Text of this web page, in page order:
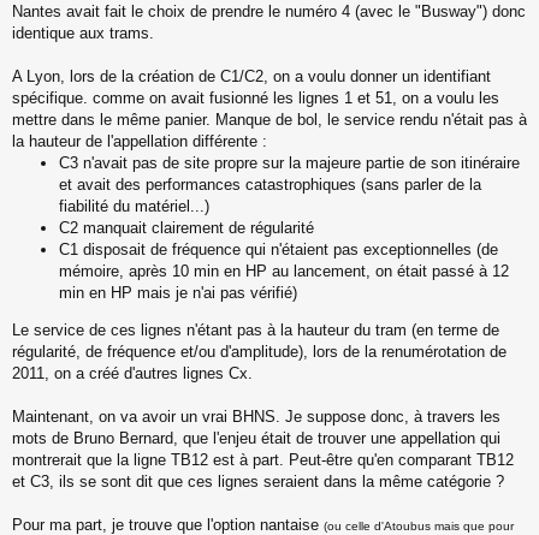
o
n
Nantes avait fait le choix de prendre le numéro 4 (avec le "Busway") donc
identique aux trams.
A Lyon, lors de la création de C1/C2, on a voulu donner un identifiant
spécifique. comme on avait fusionné les lignes 1 et 51, on a voulu les
mettre dans le même panier. Manque de bol, le service rendu n'était pas à
la hauteur de l'appellation différente :
C3 n'avait pas de site propre sur la majeure partie de son itinéraire
et avait des performances catastrophiques (sans parler de la
fiabilité du matériel...)
C2 manquait clairement de régularité
C1 disposait de fréquence qui n'étaient pas exceptionnelles (de
mémoire, après 10 min en HP au lancement, on était passé à 12
min en HP mais je n'ai pas vérifié)
Le service de ces lignes n'étant pas à la hauteur du tram (en terme de
régularité, de fréquence et/ou d'amplitude), lors de la renumérotation de
2011, on a créé d'autres lignes Cx.
Maintenant, on va avoir un vrai BHNS. Je suppose donc, à travers les
mots de Bruno Bernard, que l'enjeu était de trouver une appellation qui
montrerait que la ligne TB12 est à part. Peut-être qu'en comparant TB12
et C3, ils se sont dit que ces lignes seraient dans la même catégorie ?
Pour ma part, je trouve que l'option nantaise (ou celle d'Atoubus mais que pour